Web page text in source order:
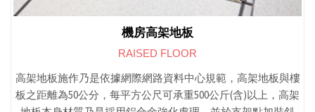
機房高架地板
RAISED FLOOR
高架地板施作乃是依據網際網路資料中心規範，高架地板與樓
板之距離為50公分，每平方公尺可承重500公斤(含)以上，高架